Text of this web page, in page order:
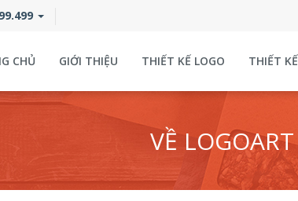
CHỦ GIỚI THIỆU THIẾT KẾ LOGO THIẾT
VỀ LOGOART